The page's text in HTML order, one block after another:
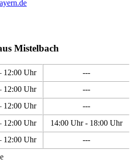
Mistelbach
12:00 Uhr
---
12:00 Uhr
---
12:00 Uhr
---
12:00 Uhr
14:00 Uhr - 18:00 Uhr
12:00 Uhr
---